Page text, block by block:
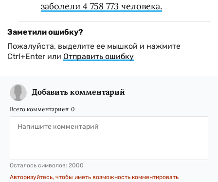
заболели 4 758 773 человека.
Заметили ошибку?
Пожалуйста, выделите ее мышкой и нажмите
Ctrl+Enter или Отправить ошибку
Добавить комментарий
Всего комментариев: 0
Осталось символов: 2000
Авторизуйтесь, чтобы иметь возможность комментировать